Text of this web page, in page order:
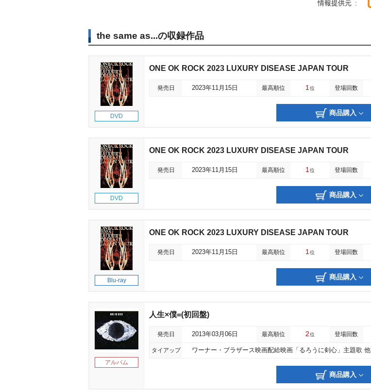
情報提供元
the same as...の収録作品
DVD
ONE OK ROCK 2023 LUXURY DISEASE JAPAN TOUR
発売日 2023年11月15日 最高順位 1 位 登場回数
商品購入
DVD
ONE OK ROCK 2023 LUXURY DISEASE JAPAN TOUR
発売日 2023年11月15日 最高順位 1 位 登場回数
商品購入
Blu-ray
ONE OK ROCK 2023 LUXURY DISEASE JAPAN TOUR
発売日 2023年11月15日 最高順位 1 位 登場回数
商品購入
アルバム
人生×僕=(初回盤)
発売日 2013年03月06日 最高順位 2位 登場回数
タイアップ ワーナー・ブラザース映画配給映画「るろうに剣心」主題歌 他
商品購入